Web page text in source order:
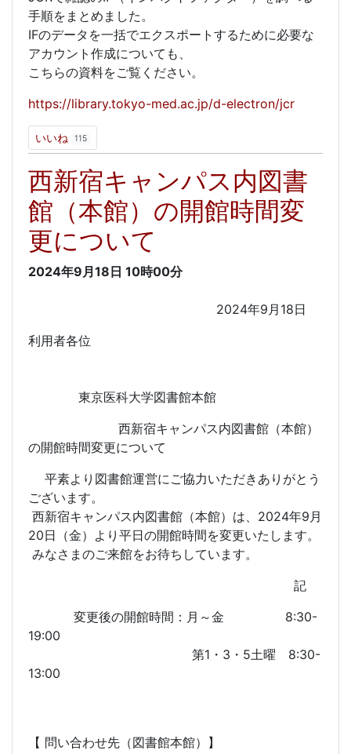
手順をまとめました。
IFのデータを一括でエクスポートするために必要な
アカウント作成についても、
こちらの資料をご覧ください。
https://library.tokyo-med.ac.jp/d-electron/jcr
いいね 115
西新宿キャンパス内図書
館（本館）の開館時間変
更について
2024年9月18日 10時00分
2024年9月18日
利用者各位
東京医科大学図書館本館
西新宿キャンパス内図書館（本館）
の開館時間変更について
平素より図書館運営にご協力いただきありがとう
ございます。
西新宿キャンパス内図書館（本館）は、2024年9月
20日（金）より平日の開館時間を変更いたします。
みなさまのご来館をお待ちしています。
記
変更後の開館時間：月～金 8:30-
19:00
第1・3・5土曜 8:30-
13:00
【 問い合わせ先（図書館本館）】